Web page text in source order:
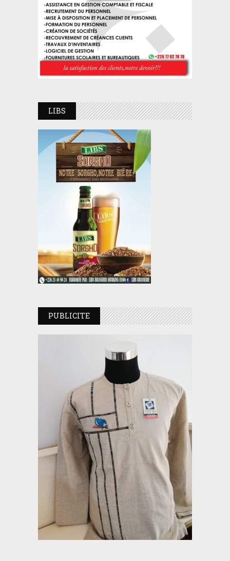
LIBS
PUBLICITE